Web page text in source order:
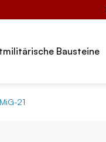
Bausteine
MiG-21